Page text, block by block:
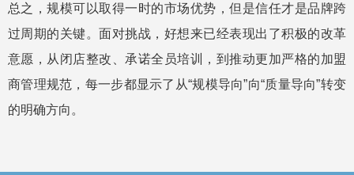
总之，规模可以取得一时的市场优势，但是信任才是品牌跨
过周期的关键。面对挑战，好想来已经表现出了积极的改革
意愿，从闭店整改、承诺全员培训，到推动更加严格的加盟
商管理规范，每一步都显示了从“规模导向”向“质量导向”转变
的明确方向。